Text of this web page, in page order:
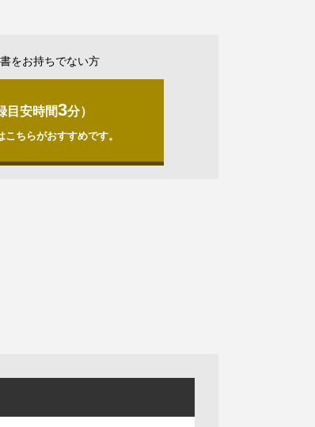
をお持ちでない方
目安時間3分）
ちらがおすすめです。